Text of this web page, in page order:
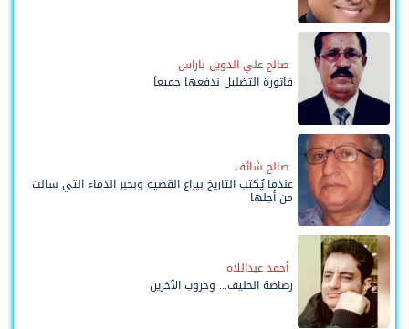
صالح علي الدويل باراس
فاتورة التضليل ندفعها جميعاً
صالح شائف
عندما يُكتب التاريخ بيراع القضية وبحبر الدماء التي سالت
من أجلها
أحمد عبداللاه
رصاصة الحليف... وحروب الآخرين